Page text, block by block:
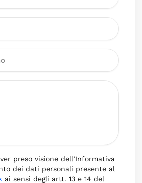
preso visione dell’Informativa
dei dati personali presente al
ai sensi degli artt. 13 e 14 del